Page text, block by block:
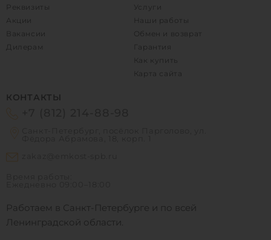
Реквизиты
Акции
Вакансии
Дилерам
Услуги
Наши работы
Обмен и возврат
Гарантия
Как купить
Карта сайта
КОНТАКТЫ
Работаем в Санкт-Петербурге и по всей
Ленинградской области.